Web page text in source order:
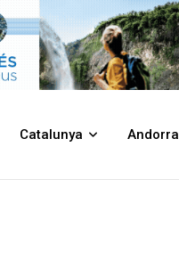
Catalunya Andorra